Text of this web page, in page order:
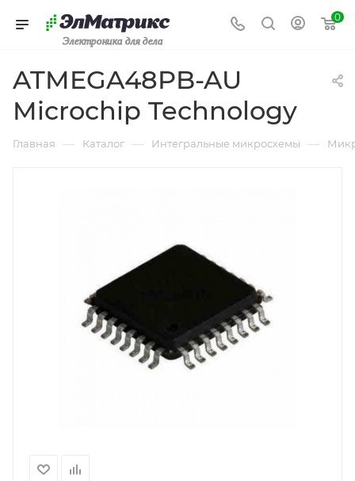
Электроника для дела
0
ATMEGA48PB-AU
Microchip Technology
Главная — Каталог — Интегральные микросхемы —